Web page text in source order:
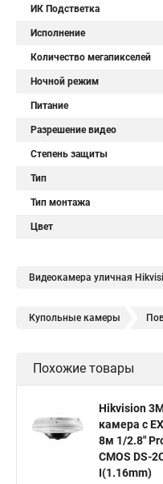
ИК Подстветка
Исполнение
Количество мегапикселей
Ночной режим
Питание
Разрешение видео
Степень защиты
Тип
Тип монтажа
Цвет
Видеокамера уличная
Купольные камеры
Камера видеонаблюдения
Hikvision купить
Hikvision poe
Похожие товары
Hikvision
камера c
8м 1/2.8"
CMOS DS-
I(1.16mm)